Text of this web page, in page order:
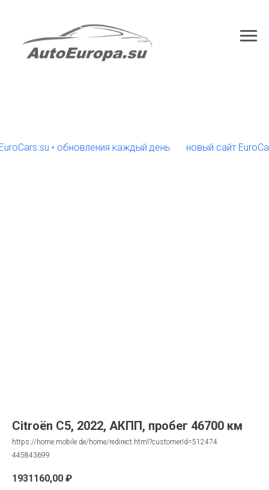
• обновления каждый день новый сайт
Citroën C5, 2022, АКПП, пробег 46700 км
https://home.mobile.de/home/redirect.html?customerId=512474
445843699
1931160,00 ₽